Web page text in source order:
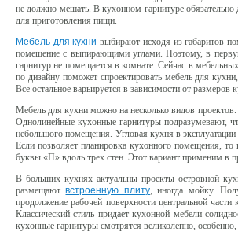
не должно мешать. В кухонном гарнитуре
для приготовления пищи.
Мебель для кухни выбирают исходя из габаритов
помещение с выпирающими углами. Поэтому, в
гарнитур не помещается в комнате. Сейчас в
по дизайну поможет спроектировать мебель для
Все остальное варьируется в зависимости от
Мебель для кухни можно на несколько видов
Однолинейные кухонные гарнитуры подразумевают,
небольшого помещения. Угловая кухня в
Если позволяет планировка кухонного помещения,
буквы «П» вдоль трех стен. Этот вариант применим в
В больших кухнях актуальны проекты островной
размещаютвстроенную плиту, иногда мойку.
продолжение рабочей поверхности центральной
Классический стиль придает кухонной мебели
кухонные гарнитуры смотрятся великолепно,